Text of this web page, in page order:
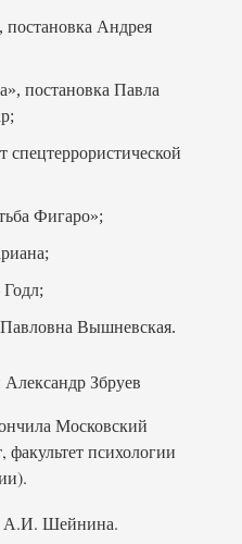
Андрея
постановка Павла
спецтеррористической
Фигаро»;
Вышневская.
Московский
факультет психологии
А.И. Шейнина.